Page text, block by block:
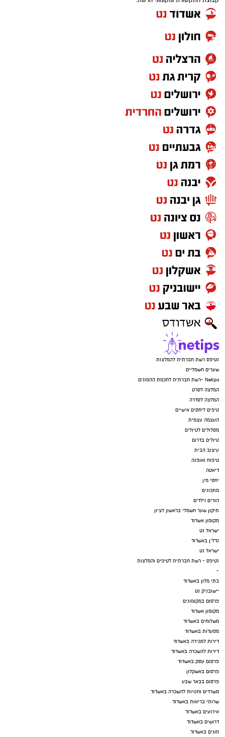
נטיפס רשת חברתית להמלצות
שערים חשמליים
Netips -רשת חברתית לחכמת ההמונים
המלצה לסרט
המלצה לסדרה
טיפים ליחסים אישיים
העצמה עצמית
מסלולים לטיולים
טיולים בדרום
עיצוב הבית
טיפוח ואופנה
דיאטה
יחסי מין
מתכונים
הורים וילדים
תיקון שער חשמלי בראשון לציון
מקומון אשדוד
ישראל נט
נדל"ן באשדוד
ישראל נט
נטיפס - רשת חברתית לטיפים והמלצות
-
בתי מלון באשדוד
יישובניק נט
פרסום במקומונים
מקומון אשדוד
משלוחים באשדוד
מסעדות באשדוד
דירות למכירה באשדוד
דירות להשכרה באשדוד
פרסום עסק באשדוד
פרסום באשקלון
פרסום בבאר שבע
משרדים וחנויות להשכרה באשדוד
שרותי בריאות באשדוד
אירועים באשדוד
דרושים באשדוד
חוגים באשדוד